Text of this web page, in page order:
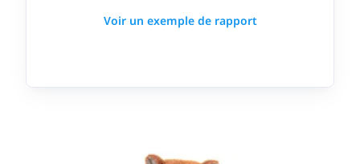
Voir un exemple de rapport